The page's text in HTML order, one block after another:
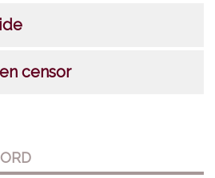
censor